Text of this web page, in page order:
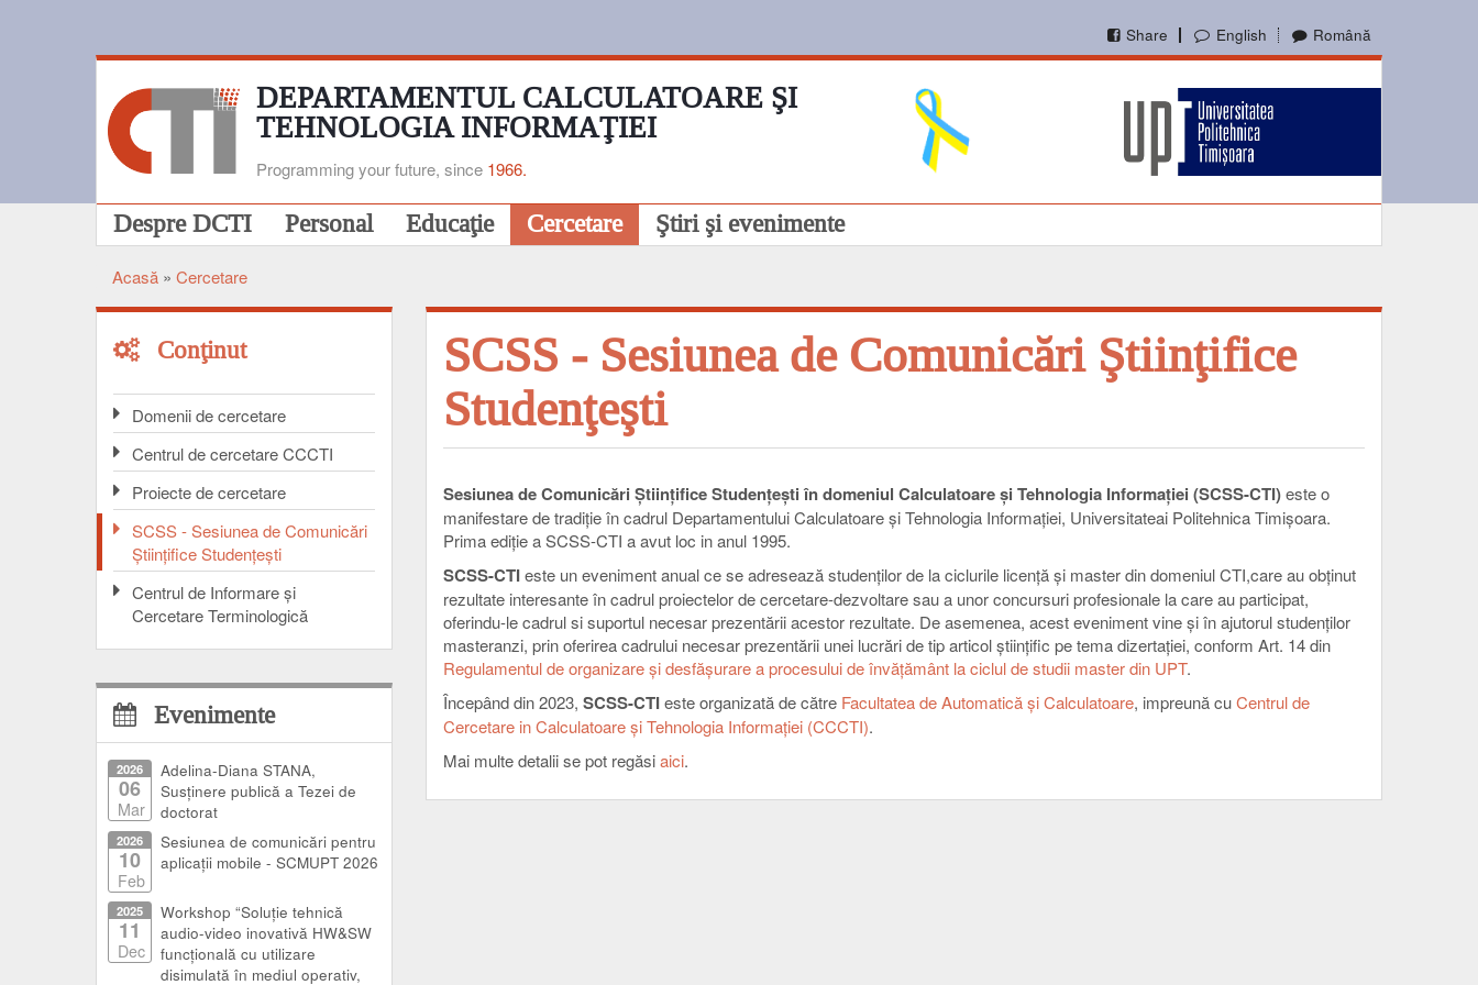
English Română
Share
DEPARTAMENTUL CALCULATOARE ŞI
TEHNOLOGIA INFORMAŢIEI
Programming your future, since 1966.
Navigare
principală
Despre DCTI Personal Educaţie Cercetare Ştiri şi evenimente
Breadcrumb
Acasă Cercetare
Conţinut
Domenii de cercetare
Centrul de cercetare CCCTI
Proiecte de cercetare
SCSS - Sesiunea de Comunicări
Ştiinţifice Studenţeşti
Centrul de Informare şi
Cercetare Terminologică
SCSS - Sesiunea de Comunicări Ştiinţifice
Studenţeşti
Sesiunea de Comunicări Ştiinţifice Studenţeşti în domeniul Calculatoare şi Tehnologia Informaţiei (SCSS-CTI)este o
manifestare de tradiţie în cadrul Departamentului Calculatoare şi Tehnologia Informaţiei, Universitateai Politehnica Timişoara.
Prima ediție a SCSS-CTI a avut loc in anul 1995.
SCSS-CTIeste un eveniment anual ce se adresează studenților de la ciclurile licență și master din domeniul CTI,care au obținut
rezultate interesante în cadrul proiectelor de cercetare-dezvoltare sau a unor concursuri profesionale la care au participat,
oferindu-le cadrul si suportul necesar prezentării acestor rezultate. De asemenea, acest eveniment vine şi în ajutorul studenţilor
masteranzi, prin oferirea cadrului necesar prezentării unei lucrări de tip articol științific pe tema dizertaţiei, conform Art. 14 din
Regulamentul de organizare şi desfăşurare a procesului de învăţământ la ciclul de studii master din UPT.
Începând din 2023, SCSS-CTIeste organizată de către Facultatea de Automatică și Calculatoare, impreună cuCentrul de
Cercetare in Calculatoare şi Tehnologia Informaţiei (CCCTI).
Mai multe detalii se pot regăsiaici.
Evenimente
2026
06
Mar
Adelina-Diana STANA,
Susținere publică a Tezei de
doctorat
2026
10
Feb
Sesiunea de comunicări pentru
aplicații mobile - SCMUPT 2026
2025
11
Dec
Workshop “Soluție tehnică
audio-video inovativă HW&SW
funcțională cu utilizare
disimulată în mediul operativ,